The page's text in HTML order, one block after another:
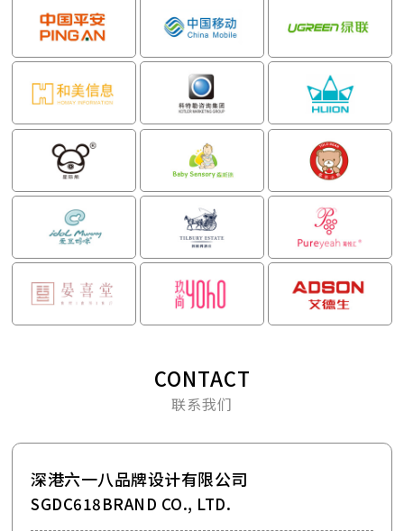
CONTACT
联系我们
深港六一八品牌设计有限公司
SGDC618BRAND CO., LTD.